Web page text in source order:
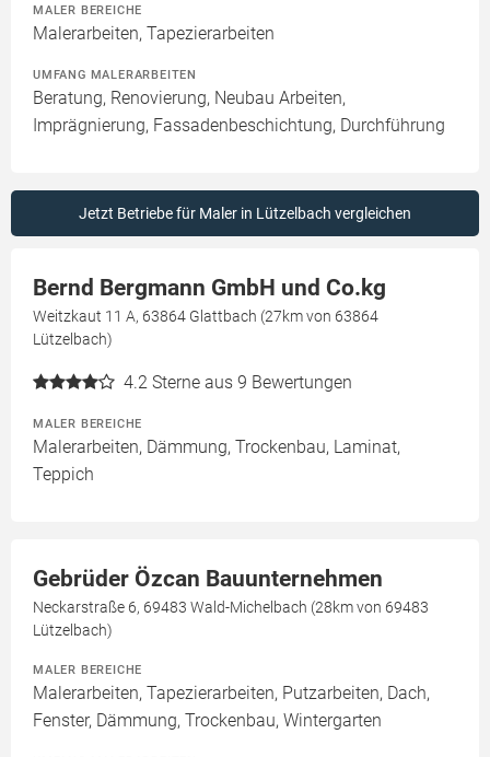
MALER BEREICHE
Malerarbeiten, Tapezierarbeiten
UMFANG MALERARBEITEN
Beratung, Renovierung, Neubau Arbeiten,
Imprägnierung, Fassadenbeschichtung, Durchführung
Jetzt Betriebe für Maler in Lützelbach vergleichen
Bernd Bergmann GmbH und Co.kg
Weitzkaut 11 A, 63864 Glattbach (27km von 63864
Lützelbach)
4.2 Sterne aus 9 Bewertungen
MALER BEREICHE
Malerarbeiten, Dämmung, Trockenbau, Laminat,
Teppich
Gebrüder Özcan Bauunternehmen
Neckarstraße 6, 69483 Wald-Michelbach (28km von 69483
Lützelbach)
MALER BEREICHE
Malerarbeiten, Tapezierarbeiten, Putzarbeiten, Dach,
Fenster, Dämmung, Trockenbau, Wintergarten